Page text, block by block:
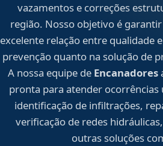
vazamentos e correções
região. Nosso objetivo é
excelente relação entre qualidade
prevenção quanto na solução de
A nossa equipe de Encanadores
pronta para atender ocorrências
identificação de infiltrações,
verificação de redes
outras soluções